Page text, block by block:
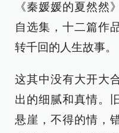
《秦媛媛的夏然然
自选集，十二篇作
转千回的人生故事。
这其中没有大开大
出的细腻和真情。
悬崖，不得的情，